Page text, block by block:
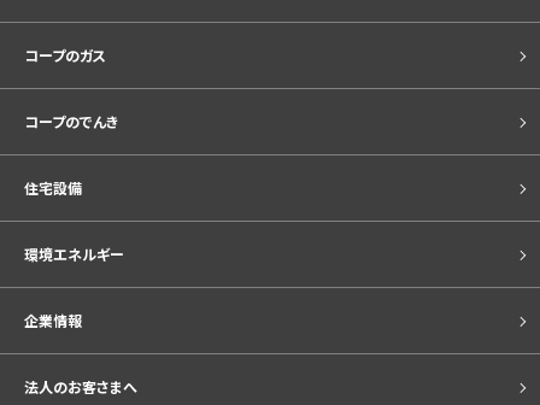
コープのガス
コープのでんき
住宅設備
環境エネルギー
企業情報
法人のお客さまへ